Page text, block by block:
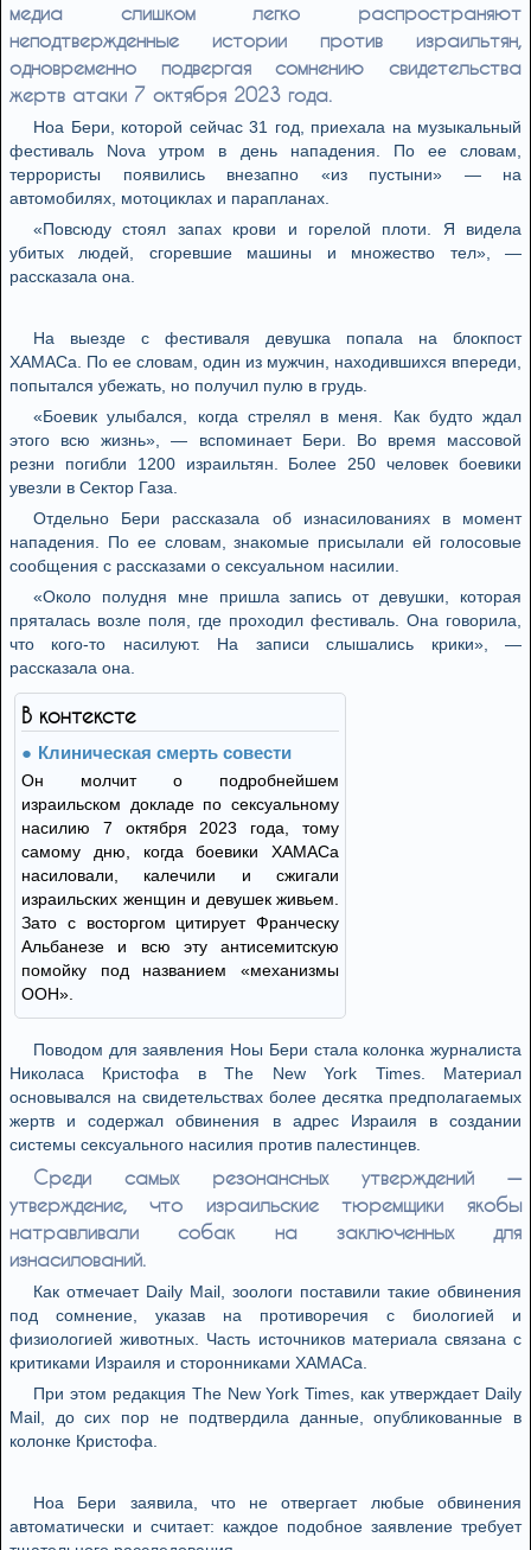
медиа слишком легко распространяют
неподтвержденные истории против израильтян,
одновременно подвергая сомнению свидетельства
жертв атаки 7 октября 2023 года.
Ноа Бери, которой сейчас 31 год, приехала на музыкальный
фестиваль Nova утром в день нападения. По ее словам,
террористы появились внезапно «из пустыни» — на
автомобилях, мотоциклах и парапланах.
«Повсюду стоял запах крови и горелой плоти. Я видела
убитых людей, сгоревшие машины и множество тел», —
рассказала она.
На выезде с фестиваля девушка попала на блокпост
ХАМАСа. По ее словам, один из мужчин, находившихся впереди,
попытался убежать, но получил пулю в грудь.
«Боевик улыбался, когда стрелял в меня. Как будто ждал
этого всю жизнь», — вспоминает Бери. Во время массовой
резни погибли 1200 израильтян. Более 250 человек боевики
увезли в Сектор Газа.
Отдельно Бери рассказала об изнасилованиях в момент
нападения. По ее словам, знакомые присылали ей голосовые
сообщения с рассказами о сексуальном насилии.
«Около полудня мне пришла запись от девушки, которая
пряталась возле поля, где проходил фестиваль. Она говорила,
что кого-то насилуют. На записи слышались крики», —
рассказала она.
В контексте
Клиническая смерть совести
Он молчит о подробнейшем
израильском докладе по сексуальному
насилию 7 октября 2023 года, тому
самому дню, когда боевики ХАМАСа
насиловали, калечили и сжигали
израильских женщин и девушек живьем.
Зато с восторгом цитирует Франческу
Альбанезе и всю эту антисемитскую
помойку под названием «механизмы
ООН».
Поводом для заявления Ноы Бери стала колонка журналиста
Николаса Кристофа в The New York Times. Материал
основывался на свидетельствах более десятка предполагаемых
жертв и содержал обвинения в адрес Израиля в создании
системы сексуального насилия против палестинцев.
Среди самых резонансных утверждений —
утверждение, что израильские тюремщики якобы
натравливали собак на заключенных для
изнасилований.
Как отмечает Daily Mail, зоологи поставили такие обвинения
под сомнение, указав на противоречия с биологией и
физиологией животных. Часть источников материала связана с
критиками Израиля и сторонниками ХАМАСа.
При этом редакция The New York Times, как утверждает Daily
Mail, до сих пор не подтвердила данные, опубликованные в
колонке Кристофа.
Ноа Бери заявила, что не отвергает любые обвинения
автоматически и считает: каждое подобное заявление требует